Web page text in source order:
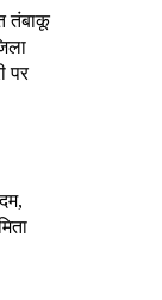
तंबाकू
पर